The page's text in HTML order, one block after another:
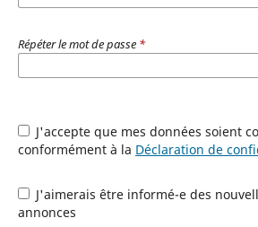
Répéter le mot de passe *
conformément à la Déclaration de
annonces